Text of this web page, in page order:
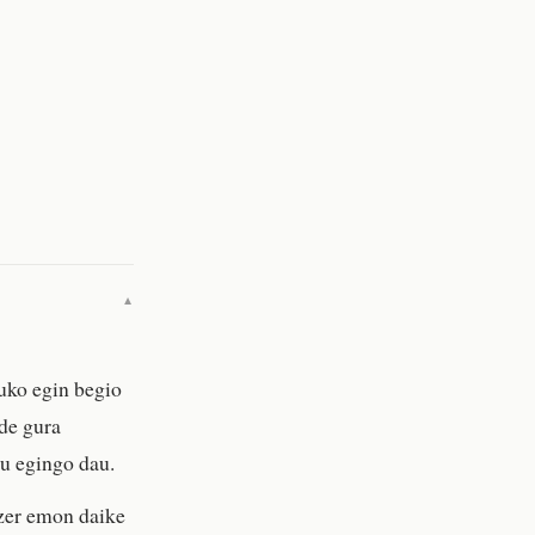
▼
egin begio
gura
egingo dau.
emon daike